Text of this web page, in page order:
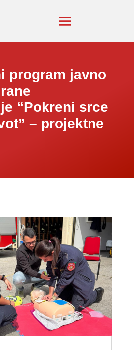
program javno
“Pokreni srce
– projektne